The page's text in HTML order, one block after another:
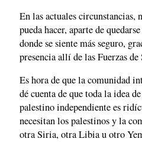
En las actuales circunstancias,
pueda hacer, aparte de
donde se siente más seguro,
presencia allí de las Fuerzas
Es hora de que la comunidad
dé cuenta de que toda la idea
palestino independiente es
necesitan los palestinos y la
otra Siria, otra Libia u otro